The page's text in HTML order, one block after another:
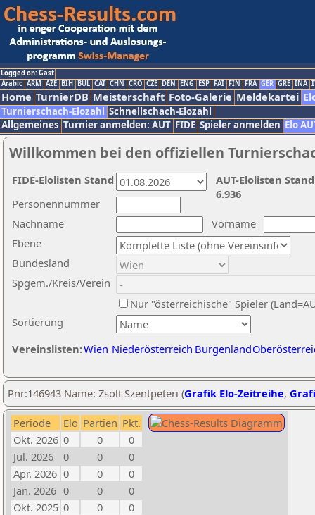
Logged on: Gast
Arabic ARM AZE BIH BUL CAT CHN CRO CZE DEN ENG ESP FAI FIN FRA GER GRE INA
Home TurnierDB Meisterschaft Foto-Galerie Meldekartei
Turnierschach-Elozahl Schnellschach-Elozahl
Allgemeines Turnier anmelden: AUT FIDE Spieler anmelden Elo
Willkommen bei den offiziellen
Nachname
Vorname
Ebene
Sortierung
Personennummer
Bundesland
Spgem./Kreis/Verein
Nur "österreichische" Spieler
Vereinslisten:Wien Niederösterreich Burgenland
AUT-Elolisten
6.936
FIDE-Elolisten Stand
Pnr:146943 Name: Zsolt Szentpeteri (Grafik Elo-Zeitreihe,
Periode Elo Partien Pkt.
Okt. 2026 0 0
0
Jul. 2026
0 0
0
Apr. 2026 0 0
0
Jan. 2026 0 0
0
Okt. 2025 0 0
0